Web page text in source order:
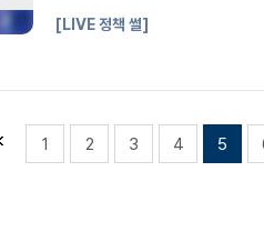
는 방침입니다.국무조정실
[LIVE 정책 썰]
1 2 3 4 5